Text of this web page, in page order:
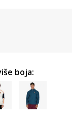
boja: